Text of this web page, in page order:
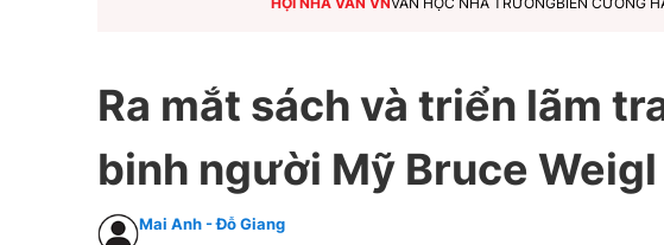
Ra mắt sách và triển lãm
binh người Mỹ Bruce Weigl
Mai Anh - Đỗ Giang